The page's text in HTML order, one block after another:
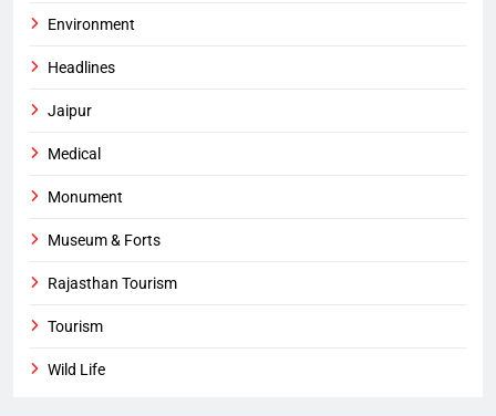
Environment
Headlines
Jaipur
Medical
Monument
Museum & Forts
Rajasthan Tourism
Tourism
Wild Life